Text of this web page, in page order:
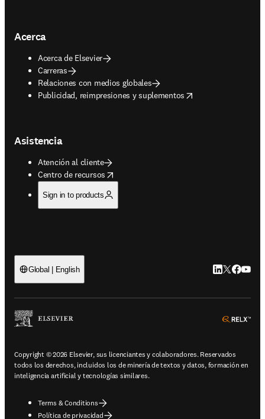
Acerca
Acerca de Elsevier
Carreras
Relaciones con medios globales
Publicidad, reimpresiones y suplementos
opens in new tab/window
Asistencia
Atención al cliente
Centro de recursos
opens in new tab/window
Sign in to products
Global | English LinkedIn se
Twitter se
Copyright © 2026 Elsevier, sus licenciantes y colaboradores. Reservados
todos los derechos, incluidos los de minería de textos y datos, formación en
inteligencia artificial y tecnologías similares.
Terms & Conditions
Política de privacidad